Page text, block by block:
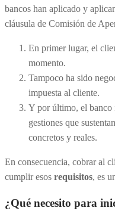
bancos han aplicado y
cláusula de Comisión de
En primer lugar, el
momento.
Tampoco ha sido
impuesta al cliente.
Y por último, el banco
gestiones que
concretos y reales.
En consecuencia, cobrar al
cumplir esos requisitos, es
¿Qué necesito para